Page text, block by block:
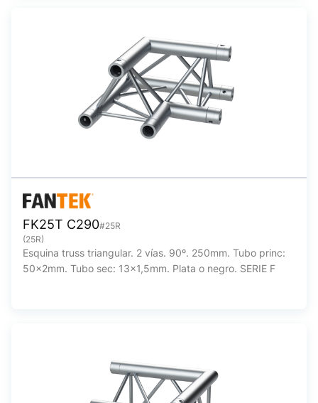
FK25T C290#25R
(25R)
Esquina truss triangular. 2 vías. 90º. 250mm. Tubo princ:
50x2mm. Tubo sec: 13x1,5mm. Plata o negro. SERIE F